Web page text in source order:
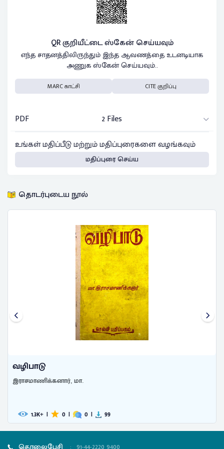
QR குறியீட்டை ஸ்கேன் செய்யவும்
எந்த சாதனத்திலிருந்தும் இந்த ஆவணத்தை உடனடியாக
அணுக ஸ்கேன் செய்யவும்..
MARC காட்சி CITE குறிப்பு
PDF
2 Files
உங்கள் மதிப்பீடு மற்றும் மதிப்புரைகளை வழங்கவும்
மதிப்புரை செய்ய
தொடர்புடைய நூல்
வழிபாடு
இராசமாணிக்கனார், மா.
1.3K+ | 0 | 0 | 99